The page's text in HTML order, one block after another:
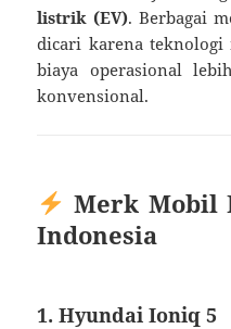
listrik (EV). Berbagai
dicari karena teknologi
biaya operasional
konvensional.
Merk Mobil
Indonesia
1. Hyundai Ioniq 5